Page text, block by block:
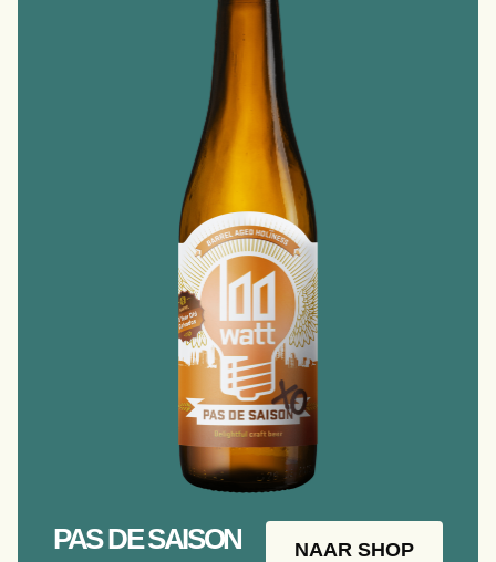
PAS DE SAISON NAAR SHOP